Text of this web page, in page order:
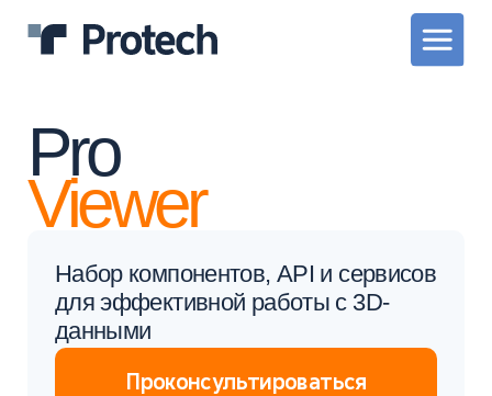
Pro
Viewer
Набор компонентов, API и сервисов
данными
Проконсультироваться